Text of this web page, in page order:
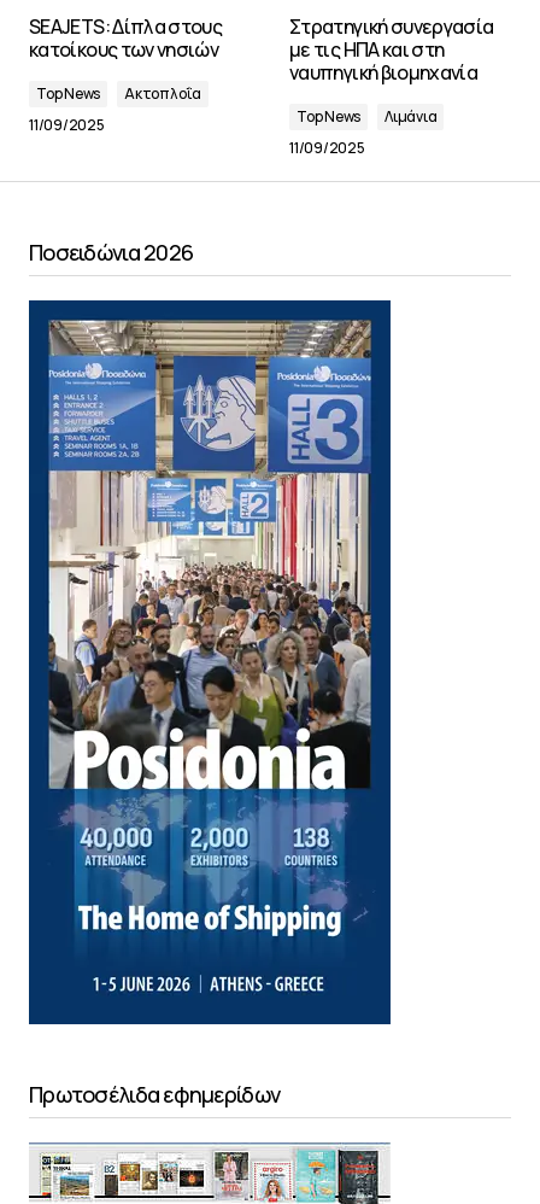
SEAJETS: Δίπλα στους
κατοίκους των νησιών
Top News
Ακτοπλοΐα
11/09/2025
Στρατηγική συνεργασία
με τις ΗΠΑ και στη
ναυπηγική βιομηχανία
Top News
Λιμάνια
11/09/2025
Ποσειδώνια 2026
Πρωτοσέλιδα εφημερίδων